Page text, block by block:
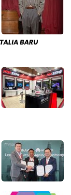
BARU